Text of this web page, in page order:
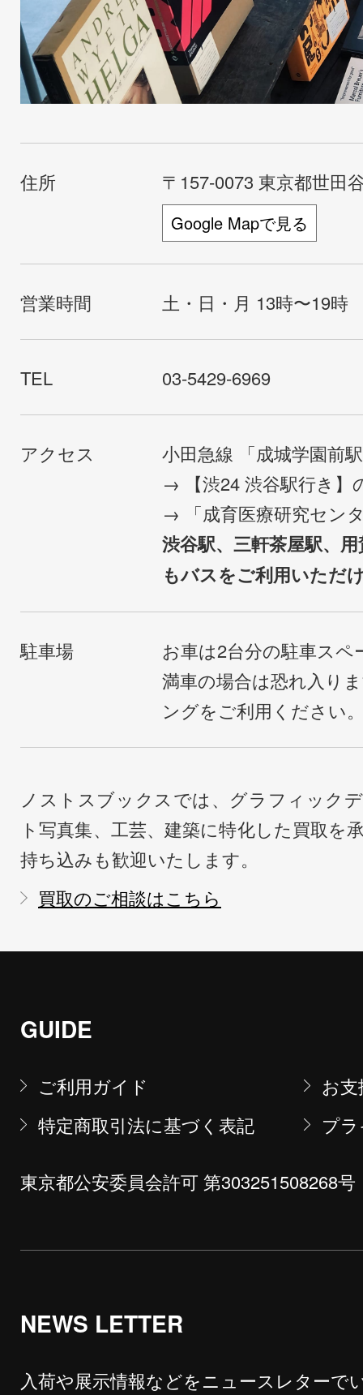
住所 〒157-0073 東京都世田
Google Mapで見る
営業時間 土・日・月 13時〜19時
TEL 03-5429-6969
アクセス
小田急線 「成城学園前
→ 【渋24 渋谷駅行き】
→ 「成育医療研究セン
渋谷駅、三軒茶屋駅、
もバスをご利用いただ
駐車場
お車は2台分の駐車ス
満車の場合は恐れ入り
ングをご利用ください
ノストスブックスでは、グラフィック
ト写真集、工芸、建築に特化した買取を
持ち込みも歓迎いたします。
買取のご相談はこちら
GUIDE
ご利用ガイド
お
特定商取引法に基づく表記
プ
東京都公安委員会許可 第303251508268号
NEWS LETTER
入荷や展示情報などをニュースレターで